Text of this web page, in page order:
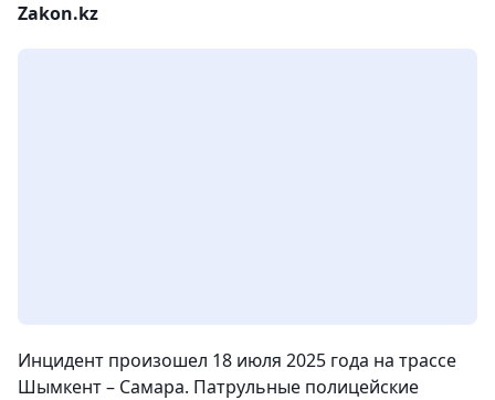
Zakon.kz
Инцидент произошел 18 июля 2025 года на трассе
Шымкент – Самара. Патрульные полицейские